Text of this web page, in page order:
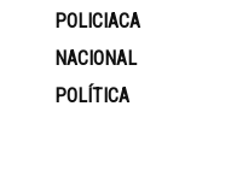
POLICIACA
NACIONAL
POLÍTICA